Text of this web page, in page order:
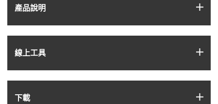
產品說明
線上工具
下載